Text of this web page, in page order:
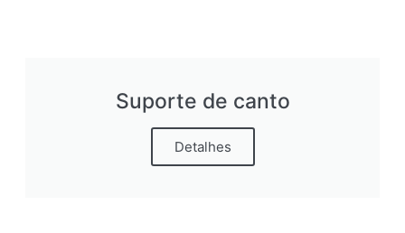
Suporte de canto
Detalhes